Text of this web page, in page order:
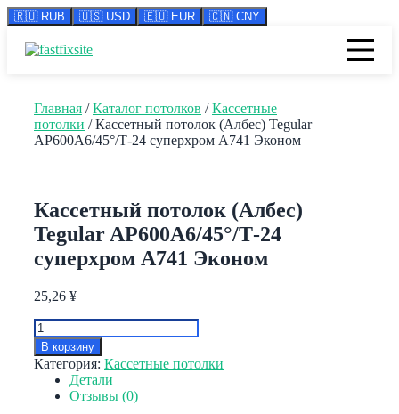
🇷🇺 RUB 🇺🇸 USD 🇪🇺 EUR 🇨🇳 CNY
Главная /Каталог потолков /Кассетные
потолки / Кассетный потолок (Албес) Tegular
AP600A6/45°/Т-24 суперхром А741 Эконом
Кассетный потолок (Албес)
Tegular AP600A6/45°/Т-24
суперхром А741 Эконом
25,26 ¥
Количество
товара
Кассетный
потолок
(Албес)
Tegular
В корзину
Категория: Кассетные потолки
Детали
Отзывы (0)